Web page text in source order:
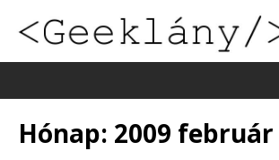
Hónap: 2009 február